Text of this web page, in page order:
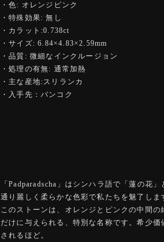
・色: オレンジピンク
・特殊効果: 無し
・カラット:0.738ct
・サイズ: 6.84×4.83×2.59mm
・品質: 微細なインクルージョン
・処理の有無: 通常加熱
・主な産地:スリランカ
・入手先：バンコク
「Padparadscha」はシンハラ語で「蓮の花
通り麗しく柔らかな色彩で私たちを魅了しま
このストーンは、オレンジとピンクの中間
だけに与えられる、特別な名称です。希少
されるほど。